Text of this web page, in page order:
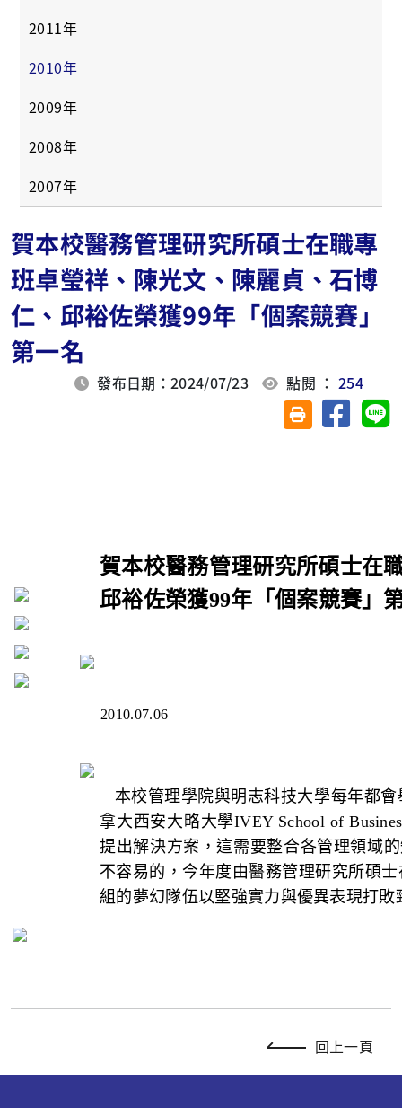
2011年
2010年
2009年
2008年
2007年
賀本校醫務管理研究所碩士在職專
班卓瑩祥、陳光文、陳麗貞、石博
仁、邱裕佐榮獲99年「個案競賽」
第一名
發布日期：2024/07/23 點閱 ：254
友善列印(另開視
分享至
賀本校醫務管理研究所碩士在
邱裕佐榮獲99年「個案競賽」
2010.07.06
本校管理學院與明志科技大學每年都
拿大西安大略大學IVEY School of
提出解決方案，這需要整合各管理領域
不容易的，今年度由醫務管理研究所碩
組的夢幻隊伍以堅強實力與優異表現打
回上一頁